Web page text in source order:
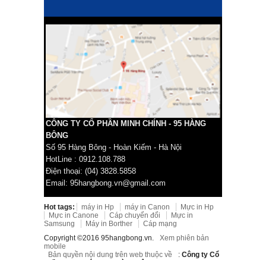
CÔNG TY CỔ PHẦN MINH CHÍNH - 95 HÀNG
BÔNG
Số 95 Hàng Bông - Hoàn Kiếm - Hà Nội
HotLine : 0912.108.788
Điện thoại: (04) 3828.5858
Email: 95hangbong.vn@gmail.com
Hot tags: máy in Hp máy in Canon
Mực in Hp
Mực in Canone
Cáp chuyển đổi
Mực in
Samsung
Máy in Borther
Cáp mạng
Copyright ©2016 95hangbong.vn.
Xem phiên bản
mobile
Bản quyền nội dung trên web thuộc về
: Công ty Cổ